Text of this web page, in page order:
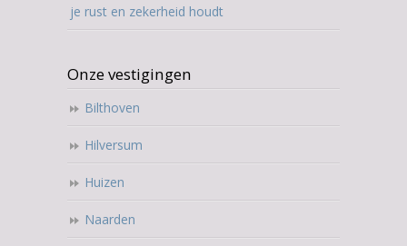
je rust en zekerheid houdt
Onze vestigingen
Bilthoven
Hilversum
Huizen
Naarden